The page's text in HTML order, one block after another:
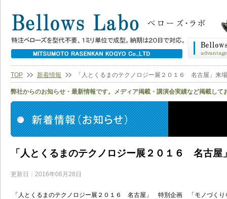
TOP 新着情報 「人とくるまのテクノロジー展２０１６ 名古屋」来
弊社からのお知らせ・最新情報です。メディア掲載・講演会実績など掲載して
「人とくるまのテクノロジー展２０１６ 名古屋
更新日：2016年06月28日
「人とくるまのテクノロジー展２０１６ 名古屋」 特別企画 「モノづくり